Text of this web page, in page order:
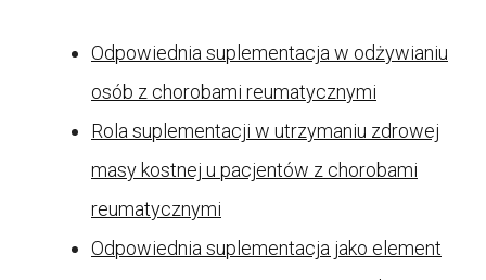
Odpowiednia suplementacja w odżywianiu
osób z chorobami reumatycznymi
Rola suplementacji w utrzymaniu zdrowej
masy kostnej u pacjentów z chorobami
reumatycznymi
Odpowiednia suplementacja jako element